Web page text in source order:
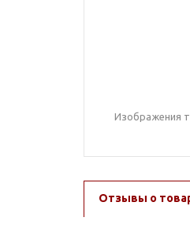
Изображения
Отзывы о